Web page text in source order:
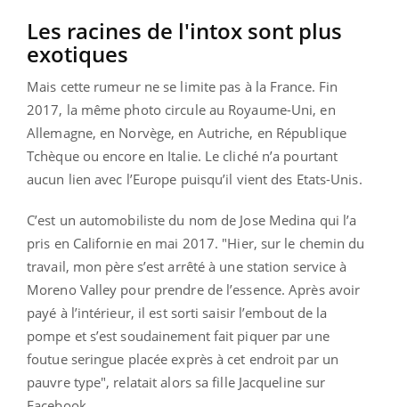
Les racines de l'intox sont plus
exotiques
Mais cette rumeur ne se limite pas à la France. Fin
2017, la même photo circule au Royaume-Uni, en
Allemagne, en Norvège, en Autriche, en République
Tchèque ou encore en Italie. Le cliché n’a pourtant
aucun lien avec l’Europe puisqu’il vient des Etats-Unis.
C’est un automobiliste du nom de Jose Medina qui l’a
pris en Californie en mai 2017. "Hier, sur le chemin du
travail, mon père s’est arrêté à une station service à
Moreno Valley pour prendre de l’essence. Après avoir
payé à l’intérieur, il est sorti saisir l’embout de la
pompe et s’est soudainement fait piquer par une
foutue seringue placée exprès à cet endroit par un
pauvre type", relatait alors sa fille Jacqueline sur